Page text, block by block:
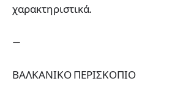
χαρακτηριστικά.
—
ΒΑΛΚΑΝΙΚΟ ΠΕΡΙΣΚΟΠΙΟ